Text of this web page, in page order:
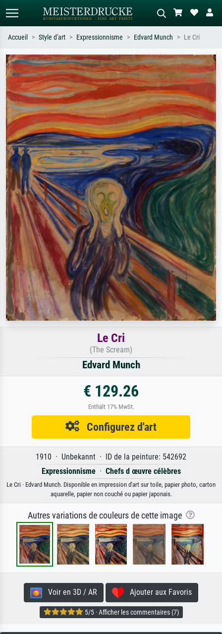
Recherche standard Recherche d'images IA
Recherchez par artiste, titre ou style –
ex. Monet, Nuit étoilée,
impressionnisme, vague de Hokusai,
nu.
Décrivez la scène – ex. prairie verte,
abstrait avec beaucoup de rouge,
tableau sombre, nu debout près d'un
arbre.
Accueil Style d'art Expressionnisme Edvard Munch Le Cri
Le Cri
(The Scream)
Edvard Munch
€ 129.26
Enthält 17% MwSt.
Configurez d'art
1910 · Unbekannt · ID de la peinture: 542692
Expressionnisme· Chefs d œuvre célèbres
Le Cri · Edvard Munch. Disponible en impression d'art sur toile, papier photo, carton
aquarelle, papier non couché ou papier japonais.
Autres variations de couleurs de cette image
Voir en 3D / AR Ajouter aux Favoris
5/5 · Afficher les commentaires (7)